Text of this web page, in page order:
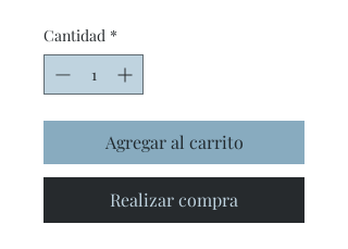
Cantidad *
Agregar al carrito
Realizar compra